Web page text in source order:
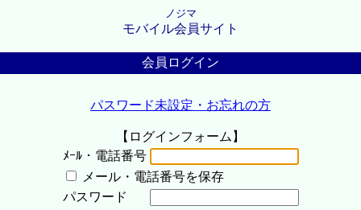
ノジマ
モバイル会員サイト
会員ログイン
パスワード未設定・お忘れの方
【ログインフォーム】
ﾒｰﾙ・電話番号
メール・電話番号を保存
パスワード